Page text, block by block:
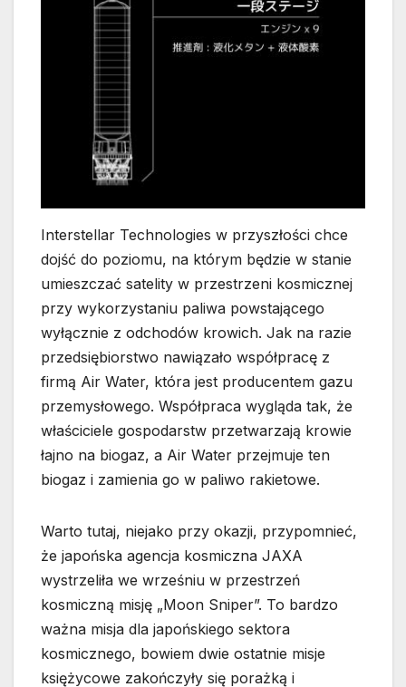
Interstellar Technologies w przyszłości chce
dojść do poziomu, na którym będzie w stanie
umieszczać satelity w przestrzeni kosmicznej
przy wykorzystaniu paliwa powstającego
wyłącznie z odchodów krowich. Jak na razie
przedsiębiorstwo nawiązało współpracę z
firmą Air Water, która jest producentem gazu
przemysłowego. Współpraca wygląda tak, że
właściciele gospodarstw przetwarzają krowie
łajno na biogaz, a Air Water przejmuje ten
biogaz i zamienia go w paliwo rakietowe.
Warto tutaj, niejako przy okazji, przypomnieć,
że japońska agencja kosmiczna JAXA
wystrzeliła we wrześniu w przestrzeń
kosmiczną misję „Moon Sniper”. To bardzo
ważna misja dla japońskiego sektora
kosmicznego, bowiem dwie ostatnie misje
księżycowe zakończyły się porażką i